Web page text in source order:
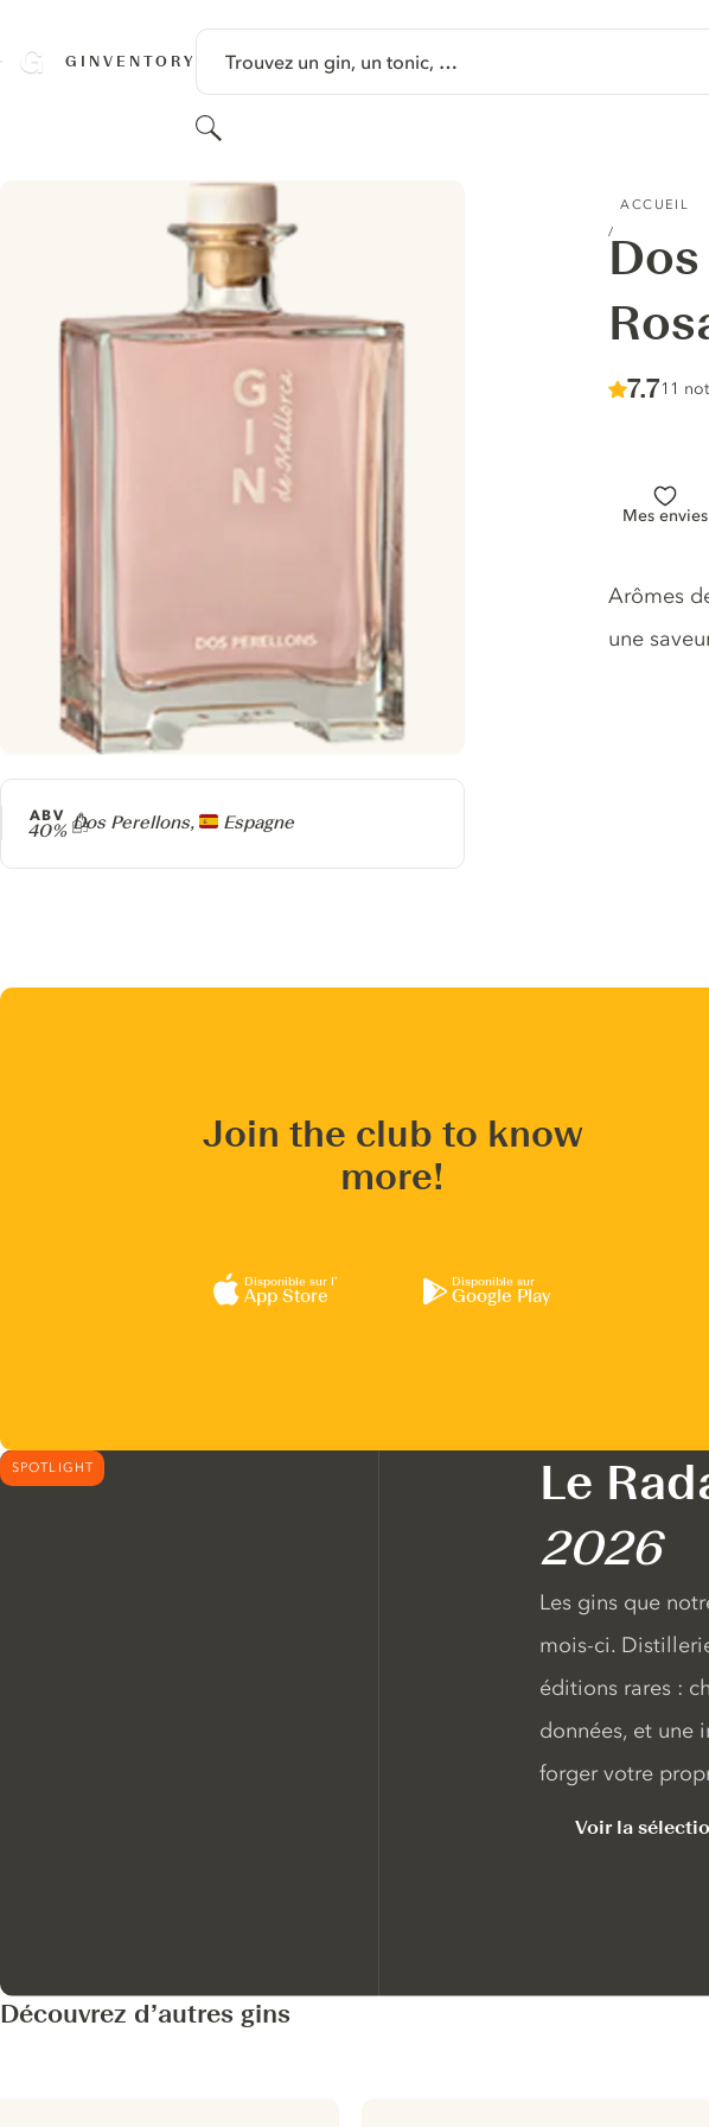
GINVENTORY Trouvez un gin, un tonic, …
Rechercher
ACCUEIL
Score
7.7/
11
Mes envies
Producteur
Dos Perellons, Espagne
ABV
40%
Arômes
une
Join the club to know
more!
Disponible sur l’
App Store
Disponible sur
Google Play
SPOTLIGHT Le
2026
Les gins que
mois-ci.
éditions rares :
données, et une
forger votre
Voir la
Découvrez d’autres gins